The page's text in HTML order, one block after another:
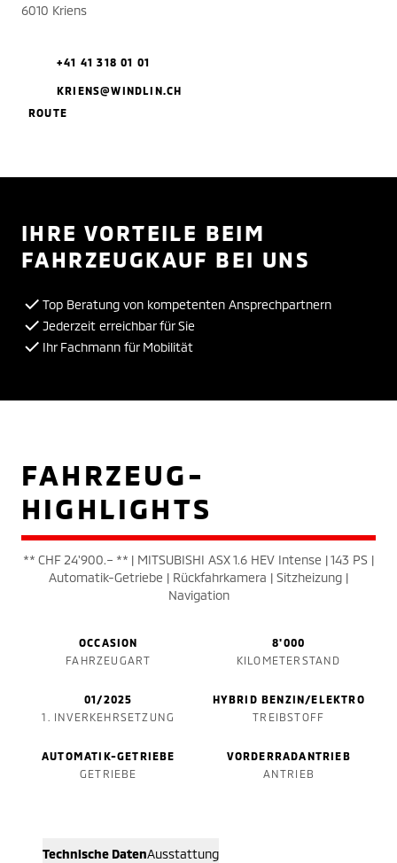
6010 Kriens
+41 41 318 01 01
KRIENS@WINDLIN.CH
ROUTE
IHRE VORTEILE BEIM
FAHRZEUGKAUF BEI UNS
Top Beratung von kompetenten Ansprechpartnern
Jederzeit erreichbar für Sie
Ihr Fachmann für Mobilität
FAHRZEUG-
HIGHLIGHTS
** CHF 24'900.– ** | MITSUBISHI ASX 1.6 HEV Intense | 143 PS |
Automatik-Getriebe | Rückfahrkamera | Sitzheizung |
Navigation
OCCASION
FAHRZEUGART
8'000
KILOMETERSTAND
01/2025
1. INVERKEHRSETZUNG
HYBRID BENZIN/ELEKTRO
TREIBSTOFF
AUTOMATIK-GETRIEBE
GETRIEBE
VORDERRADANTRIEB
ANTRIEB
Technische DatenAusstattung